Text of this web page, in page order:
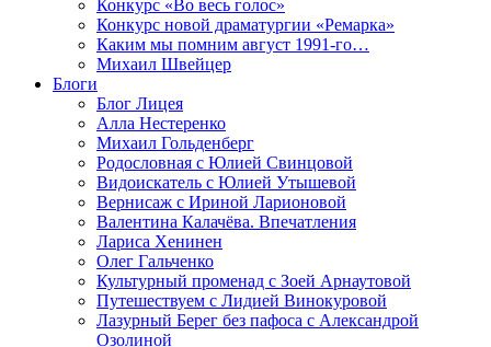
Конкурс «Во весь голос»
Конкурс новой драматургии «Ремарка»
Каким мы помним август 1991-го…
Михаил Швейцер
Блоги
Блог Лицея
Алла Нестеренко
Михаил Гольденберг
Родословная с Юлией Свинцовой
Видоискатель с Юлией Утышевой
Вернисаж с Ириной Ларионовой
Валентина Калачёва. Впечатления
Лариса Хенинен
Олег Гальченко
Культурный променад с Зоей Арнаутовой
Путешествуем с Лидией Винокуровой
Лазурный Берег без пафоса с Александрой
Озолиной